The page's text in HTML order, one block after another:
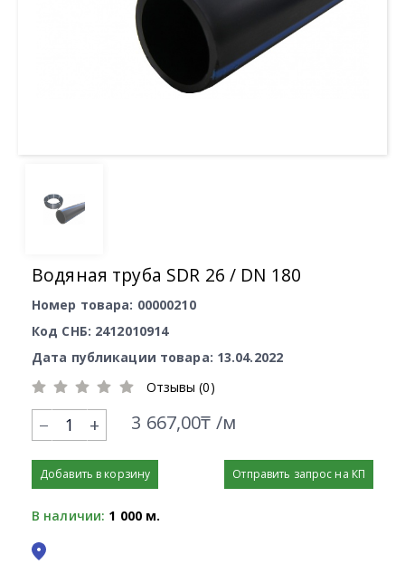
Водяная труба SDR 26 / DN 180
Номер товара: 00000210
Код СНБ: 2412010914
Дата публикации товара: 13.04.2022
Отзывы (0)
+ 3 667,00₸ /м
Добавить в корзину Отправить запрос на КП
В наличии: 1 000 м.